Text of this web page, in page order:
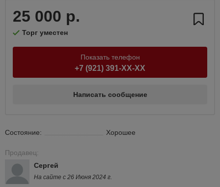
25 000 р.
Торг уместен
Показать телефон
+7 (921) 391-XX-XX
Написать сообщение
Состояние: Хорошее
Продавец:
Сергей
На сайте с 26 Июня 2024 г.